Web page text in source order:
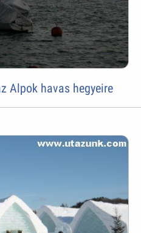
Alpok havas hegyeire